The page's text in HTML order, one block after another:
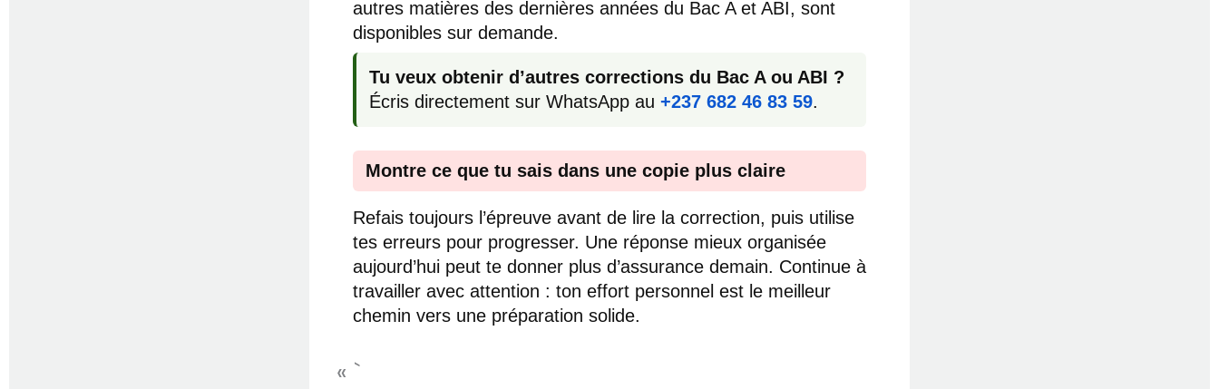
autres matières des dernières années du Bac A et ABI, sont
disponibles sur demande.
Tu veux obtenir d’autres corrections du Bac A ou ABI ?
Écris directement sur WhatsApp au +237 682 46 83 59.
Montre ce que tu sais dans une copie plus claire
Refais toujours l’épreuve avant de lire la correction, puis utilise
tes erreurs pour progresser. Une réponse mieux organisée
aujourd’hui peut te donner plus d’assurance demain. Continue à
travailler avec attention : ton effort personnel est le meilleur
chemin vers une préparation solide.
« `